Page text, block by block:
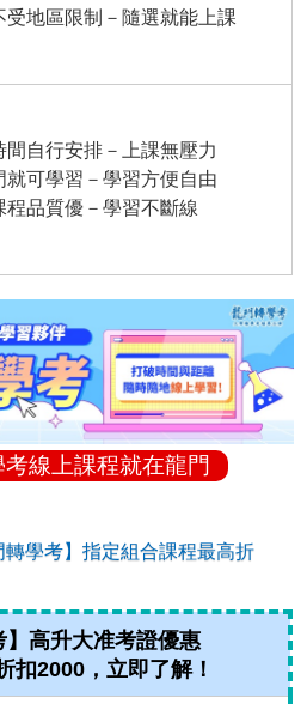
受地區限制－隨選就能上課
間自行安排－上課無壓力
就可學習－學習方便自由
程品質優－學習不斷線
線上課程就在龍門
學考】指定組合課程最高折
】高升大准考證優惠
扣2000，立即了解！